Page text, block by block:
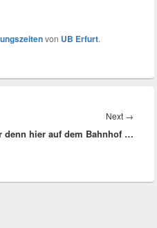
von UB Erfurt.
Next →
denn hier auf dem Bahnhof …